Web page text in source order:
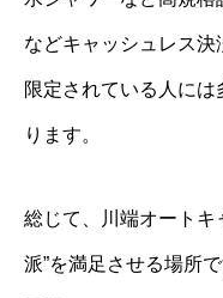
などキャッシュレス
限定されている人に
ります。
総じて、川端オートキ
派”を満足させる場所